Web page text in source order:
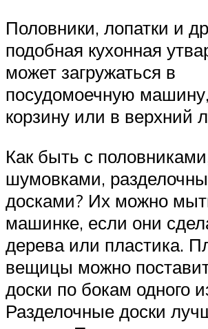
Половники, лопатки и
подобная кухонная
может загружаться в
посудомоечную
корзину или в верхний
Как быть с
шумовками,
досками? Их можно
машинке, если они
дерева или пластика.
вещицы можно
доски по бокам одного
Разделочные доски